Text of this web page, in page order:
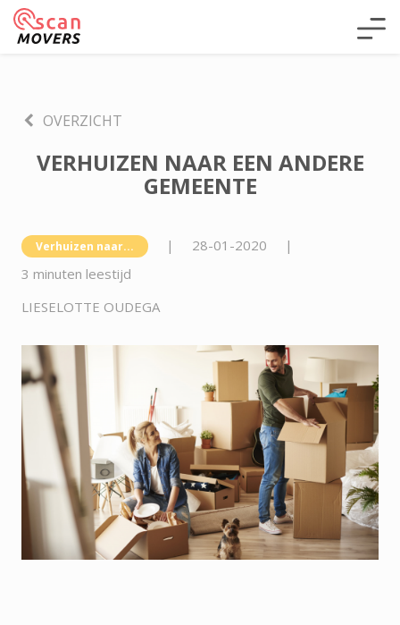
OVERZICHT
VERHUIZEN NAAR EEN ANDERE
GEMEENTE
Verhuizen naar... | 28-01-2020
|
3 minuten leestijd
LIESELOTTE OUDEGA